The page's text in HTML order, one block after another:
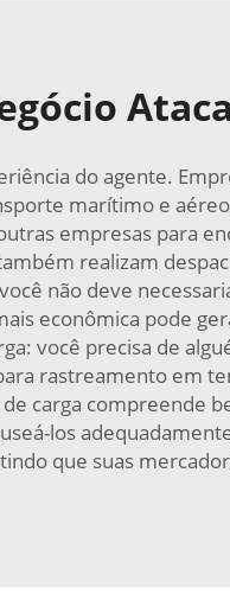
do agente.
marítimo e
empresas para
realizam
não deve
econômica pode
você precisa de
rastreamento em
carga compreende
los
que suas